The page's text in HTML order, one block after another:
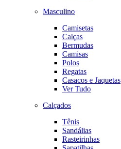
Masculino
Camisetas
Calças
Bermudas
Camisas
Polos
Regatas
Casacos e Jaquetas
Ver Tudo
Calçados
Tênis
Sandálias
Rasteirinhas